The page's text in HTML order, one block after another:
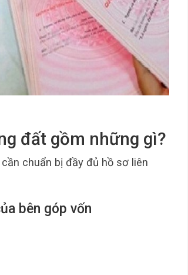
đất gồm những gì?
chuẩn bị đầy đủ hồ sơ liên
bên góp vốn